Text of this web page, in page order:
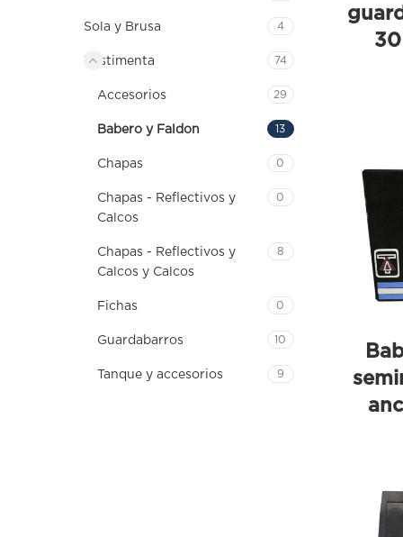
Sola y Brusa 4
Vestimenta 74
Accesorios 29
Babero y Faldon 13
Chapas 0
Chapas - Reflectivos y
Calcos
0
Chapas - Reflectivos y
Calcos y Calcos
8
Fichas 0
Guardabarros 10
Tanque y accesorios 9